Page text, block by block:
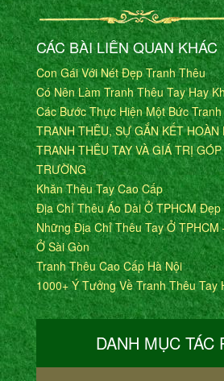
CÁC BÀI LIÊN QUAN KHÁC
Con Gái Với Nét Đẹp Tranh Thêu
Có Nên Làm Tranh Thêu Tay Hay
Các Bước Thực Hiện Một Bức
TRANH THÊU, SỰ GẮN KẾT HOÀN
TRANH THÊU TAY VÀ GIÁ TRỊ
TRƯỜNG
Khăn Thêu Tay Cao Cấp
Địa Chỉ Thêu Áo Dài Ở TPHCM Đẹp
Những Địa Chỉ Thêu Tay Ở TPHCM
Ở Sài Gòn
Tranh Thêu Cao Cấp Hà Nội
1000+ Ý Tưởng Về Tranh Thêu Tay
DANH MỤC TÁC